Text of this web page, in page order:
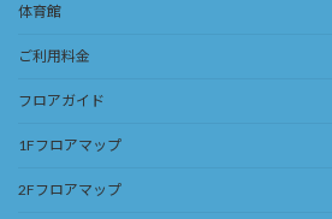
体育館
ご利用料金
フロアガイド
1Fフロアマップ
2Fフロアマップ